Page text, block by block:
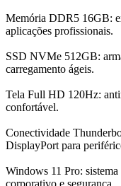
Memória DDR5 16GB:
aplicações profissionais.
SSD NVMe 512GB:
carregamento ágeis.
Tela Full HD 120Hz:
confortável.
Conectividade
DisplayPort para
Windows 11 Pro: